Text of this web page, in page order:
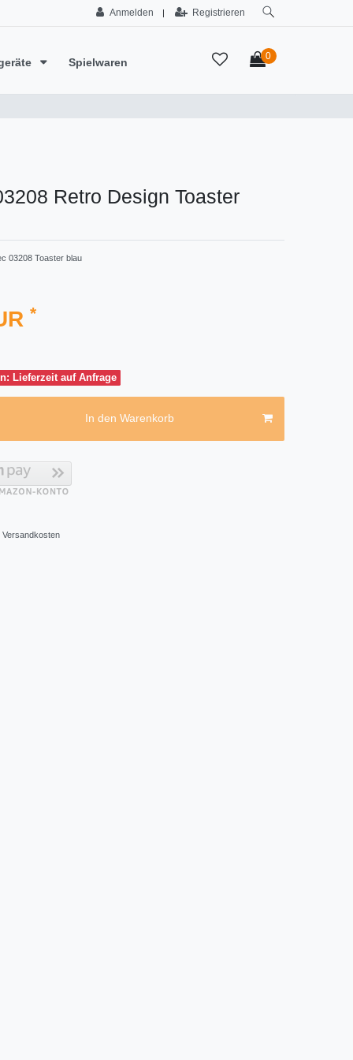
Anmelden | Registrieren
Spielwaren 0
Retro Design Toaster
‎03208 Toaster blau
*
Lieferzeit auf Anfrage
In den Warenkorb
Versandkosten